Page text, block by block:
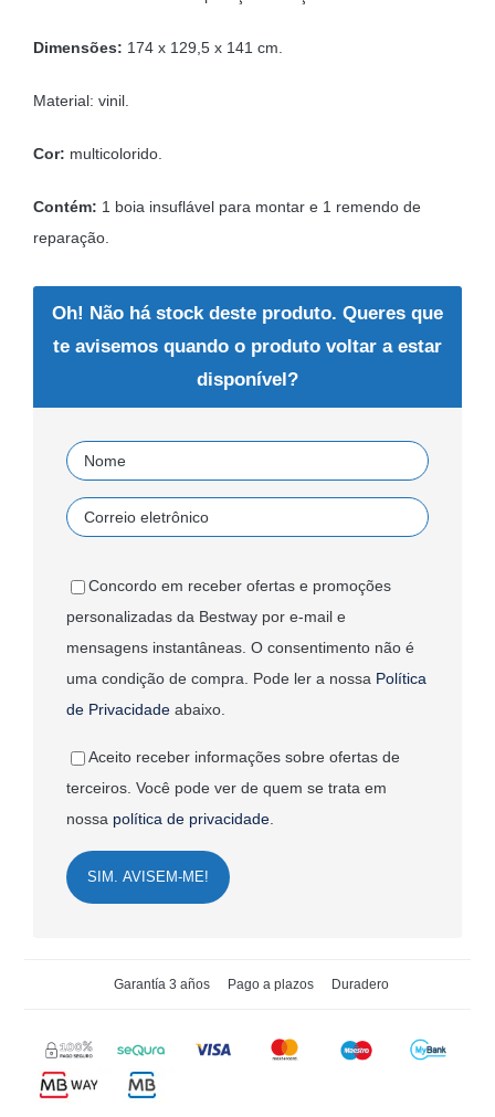
Dimensões: 174 x 129,5 x 141 cm.
Material: vinil.
Cor: multicolorido.
Contém: 1 boia insuflável para montar e 1 remendo de
reparação.
Oh! Não há stock deste produto. Queres que
te avisemos quando o produto voltar a estar
disponível?
Concordo em receber ofertas e promoções
personalizadas da Bestway por e-mail e
mensagens instantâneas. O consentimento não é
uma condição de compra. Pode ler a nossa Política
de Privacidadeabaixo.
Aceito receber informações sobre ofertas de
terceiros. Você pode ver de quem se trata em
nossa política de privacidade.
SIM. AVISEM-ME!
Garantía 3 años Pago a plazos Duradero